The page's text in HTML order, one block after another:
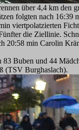
über 4,4 km
folgten nach
viertpolatzierten
die Ziellinie.
20:58 min Carolin
Buben und 44
(TSV Burghaslach).